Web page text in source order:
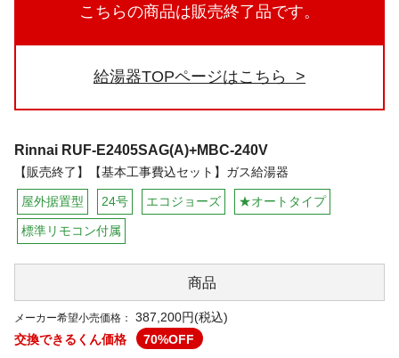
こちらの商品は販売終了品です。
給湯器TOPページはこちら
Rinnai RUF-E2405SAG(A)+MBC-240V
【販売終了】【基本工事費込セット】ガス給湯器
屋外据置型 24号 エコジョーズ ★オートタイプ
標準リモコン付属
商品
メーカー希望小売価格：
387,200円(税込)
交換できるくん価格
70%OFF